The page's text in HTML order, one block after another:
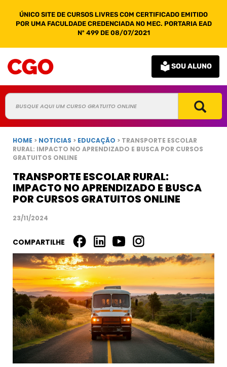
ÚNICO SITE DE CURSOS LIVRES COM CERTIFICADO EMITIDO
POR UMA FACULDADE CREDENCIADA NO MEC. PORTARIA EAD
Nº 499 DE 08/07/2021
SOU ALUNO
HOME > NOTICIAS > EDUCAÇÃO > TRANSPORTE ESCOLAR
RURAL: IMPACTO NO APRENDIZADO E BUSCA POR CURSOS
GRATUITOS ONLINE
TRANSPORTE ESCOLAR RURAL:
IMPACTO NO APRENDIZADO E BUSCA
POR CURSOS GRATUITOS ONLINE
23/11/2024
COMPARTILHE